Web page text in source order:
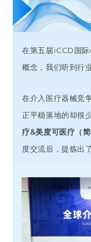
在第五届iCCD国
概念，我们听到行
在介入医疗器械竞
正平稳落地的却很
疗&美度可医疗（
度交流后，提炼出